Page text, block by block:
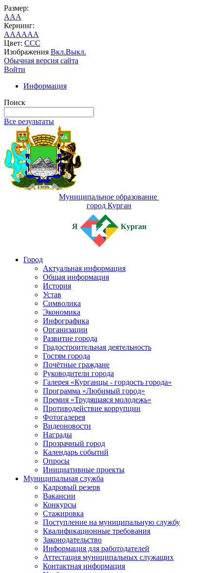
Размер:
AAA
Кернинг:
AAAAAA
Цвет: CCC
Изображения Вкл.Выкл.
Обычная версия сайта
Войти
Информация
Поиск
Все результаты
Муниципальное образование
город Курган
Я Курган
Город
Актуальная информация
Общая информация
История
Устав
Символика
Экономика
Инфографика
Организации
Развитие города
Градостроительная деятельность
Гостям города
Почётные граждане
Руководители города
Галерея «Курганцы - гордость города»
Программа «Любимый город»
Премия «Трудящаяся молодежь»
Противодействие коррупции
Фотогалерея
Видеоновости
Награды
Прозрачный город
Календарь событий
Опросы
Инициативные проекты
Муниципальная служба
Кадровый резерв
Вакансии
Конкурсы
Стажировка
Поступление на муниципальную службу
Квалификационные требования
Законодательство
Информация для работодателей
Аттестация муниципальных служащих
Контактная информация